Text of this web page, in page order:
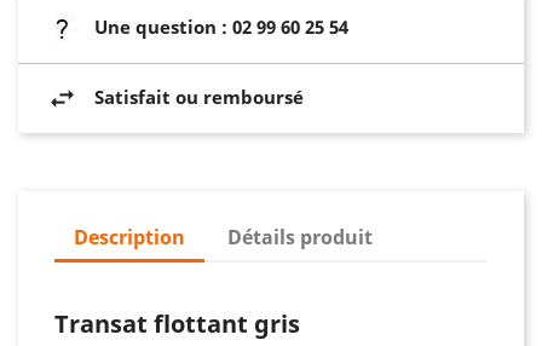
Une question : 02 99 60 25 54
Satisfait ou remboursé
Description Détails produit
Transat flottant gris